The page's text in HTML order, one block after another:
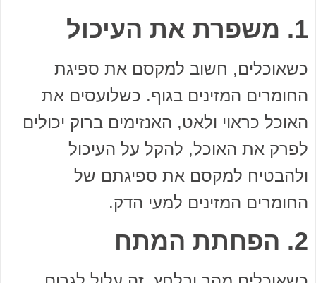
1. משפרת את העיכול
כשאוכלים, חשוב למקסם את ספיגת
החומרים המזינים בגוף. כשלועסים את
האוכל כראוי ולאט, האנזימים ברוק יכולים
לפרק את האוכל, להקל על העיכול
ולהבטיח למקסם את ספיגתם של
החומרים המזינים למעי הדק.
2. הפחתת המתח